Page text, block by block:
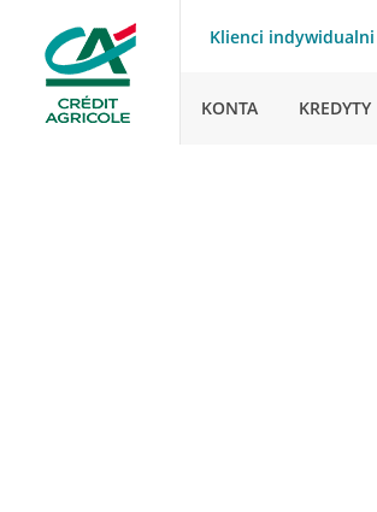
Klienci indywidualni
KONTA KREDYTY